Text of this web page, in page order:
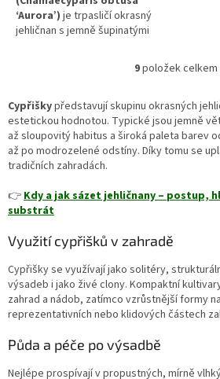
‘Aurora’) je trpasličí okrasný
jehličnan s jemně šupinatými
zlatozeleným zbarvením. Díky
kompaktnímu růstu a pomalému
především do menších zahrad,
skalek a nádob, kde vytváří
klidný, dlouhodobě stabilní
prvek.
O
l
á
d
a
p
v
ý
p
i
9položek celkem
Cypřiškypředstavují skupinu okrasných
estetickou hodnotou. Typické jsou jemně
až sloupovitý habitus a široká paleta barev
až po modrozelené odstíny. Díky tomu se
tradičních zahradách.
👉 Kdy a jak sázet jehličnany – postup,
substrát
Využití cypřišků v zahradě
Cypřišky se využívají jako solitéry,
výsadeb i jako živé clony. Kompaktní
zahrad a nádob, zatímco vzrůstnější formy
reprezentativních nebo klidových částech
Půda a péče po výsadbě
Nejlépe prospívají v propustných, mírně